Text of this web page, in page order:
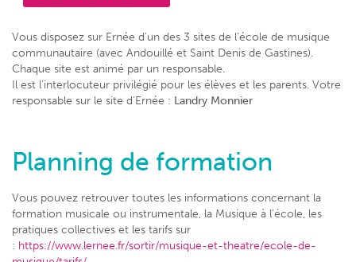
Vous disposez sur Ernée d’un des 3 sites de l’école de musique
communautaire (avec Andouillé et Saint Denis de Gastines).
Chaque site est animé par un responsable.
Il est l’interlocuteur privilégié pour les élèves et les parents. Votre
responsable sur le site d’Ernée : Landry Monnier
Planning de formation
Vous pouvez retrouver toutes les informations concernant la
formation musicale ou instrumentale, la Musique à l’école, les
pratiques collectives et les tarifs sur
: https://www.lernee.fr/sortir/musique-et-theatre/ecole-de-